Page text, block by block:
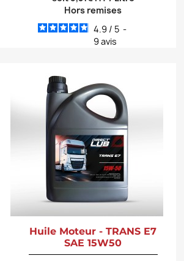
Hors remises
4.9 / 5 -
9avis
Huile Moteur - TRANS E7
SAE 15W50